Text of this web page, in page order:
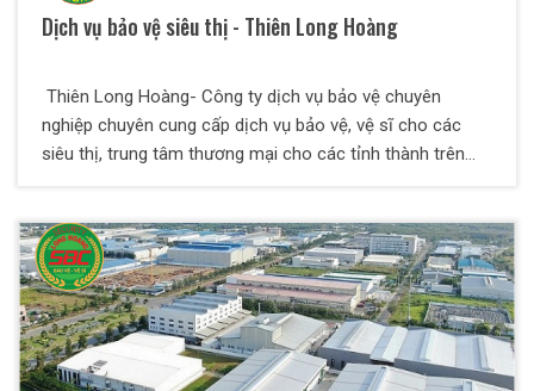
Dịch vụ bảo vệ siêu thị - Thiên Long Hoàng
Thiên Long Hoàng- Công ty dịch vụ bảo vệ chuyên
nghiệp chuyên cung cấp dịch vụ bảo vệ, vệ sĩ cho các
siêu thị, trung tâm thương mại cho các tỉnh thành trên